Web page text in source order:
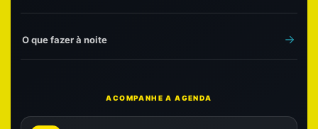
O que fazer à noite
ACOMPANHE A AGENDA